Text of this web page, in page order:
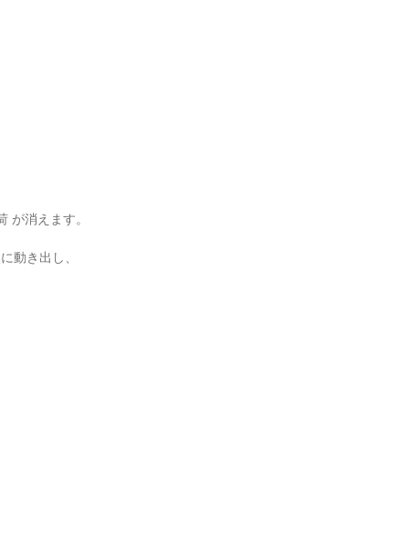
が消えます。
動き出し、